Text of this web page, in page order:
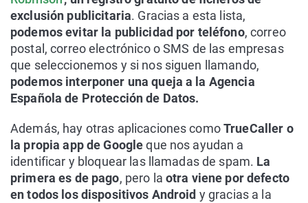
exclusión publicitaria. Gracias a esta lista,
podemos evitar la publicidad por teléfono, correo
postal, correo electrónico o SMS de las empresas
que seleccionemos y si nos siguen llamando,
podemos interponer una queja a la Agencia
Española de Protección de Datos.
Además, hay otras aplicaciones comoTrueCaller o
la propia app de Googleque nos ayudan a
identificar y bloquear las llamadas de spam. La
primera es de pago, pero la otra viene por defecto
en todos los dispositivos Android y gracias a la